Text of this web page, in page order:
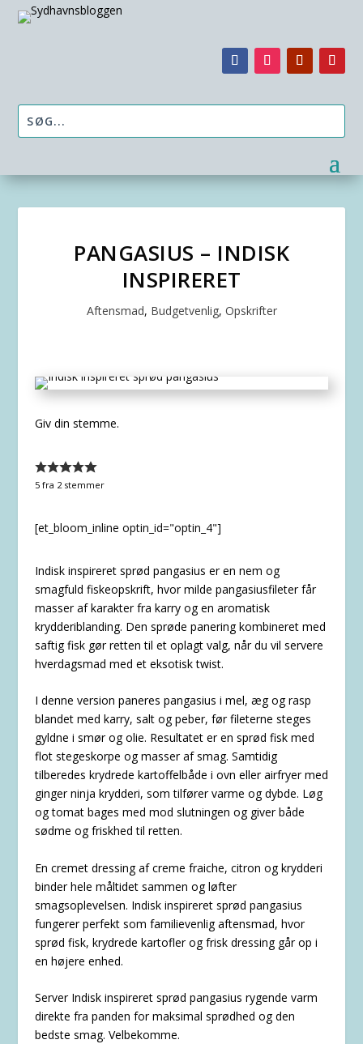
PANGASIUS – INDISK
INSPIRERET
Aftensmad, Budgetvenlig, Opskrifter
Giv din stemme.
5fra 2stemmer
[et_bloom_inline optin_id="optin_4"]
Indisk inspireret sprød pangasius er en nem og
smagfuld fiskeopskrift, hvor milde pangasiusfileter får
masser af karakter fra karry og en aromatisk
krydderiblanding. Den sprøde panering kombineret med
saftig fisk gør retten til et oplagt valg, når du vil servere
hverdagsmad med et eksotisk twist.
I denne version paneres pangasius i mel, æg og rasp
blandet med karry, salt og peber, før fileterne steges
gyldne i smør og olie. Resultatet er en sprød fisk med
flot stegeskorpe og masser af smag. Samtidig
tilberedes krydrede kartoffelbåde i ovn eller airfryer med
ginger ninja krydderi, som tilfører varme og dybde. Løg
og tomat bages med mod slutningen og giver både
sødme og friskhed til retten.
En cremet dressing af creme fraiche, citron og krydderi
binder hele måltidet sammen og løfter
smagsoplevelsen. Indisk inspireret sprød pangasius
fungerer perfekt som familievenlig aftensmad, hvor
sprød fisk, krydrede kartofler og frisk dressing går op i
en højere enhed.
Server Indisk inspireret sprød pangasius rygende varm
direkte fra panden for maksimal sprødhed og den
bedste smag. Velbekomme.